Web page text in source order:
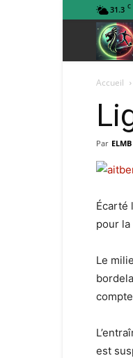
31.3 C
Accueil
Par ELMB
Écarté
pour
Le
est